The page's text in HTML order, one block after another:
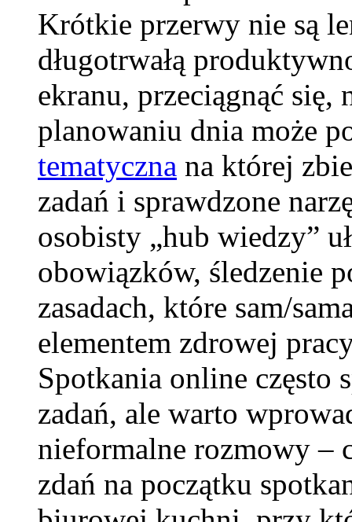
Krótkie przerwy nie są
długotrwałą
ekranu, przeciągnąć
planowaniu dnia może
tematyczna na której
zadań i sprawdzone
osobisty „hub wiedzy”
obowiązków, śledzenie
zasadach, które sam/
elementem zdrowej
Spotkania online często
zadań, ale warto
nieformalne rozmowy –
zdań na początku